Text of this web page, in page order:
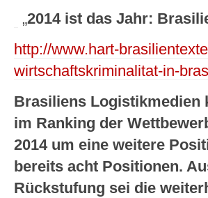
„2014 ist das Jahr:
http://www.hart-
wirtschaftskriminalitat-in-
Brasiliens Logistikmedien
im Ranking der
2014 um eine weitere
bereits acht Positionen.
Rückstufung sei die